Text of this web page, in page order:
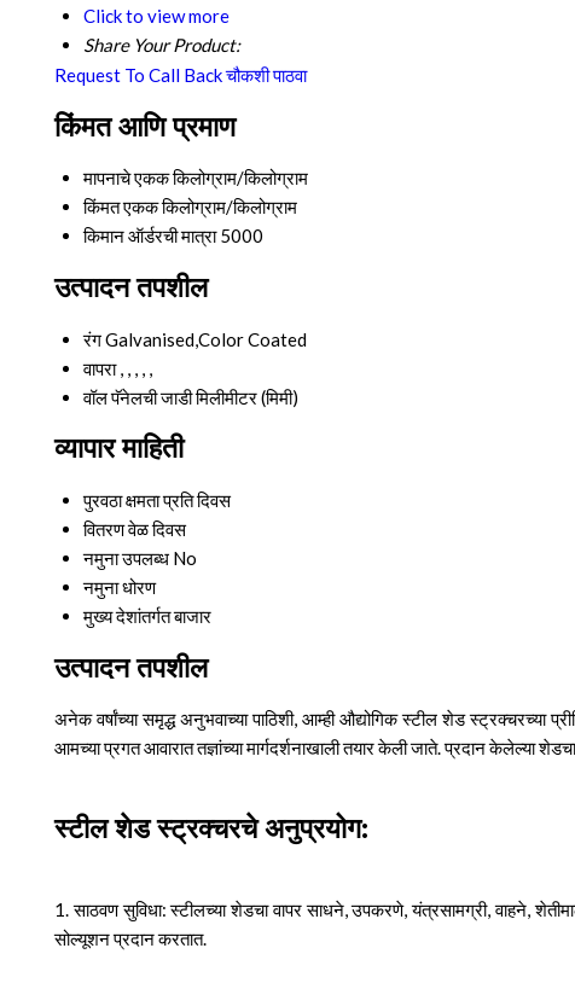
Click to view more
Share Your Product:
Request To Call Backचौकशी पाठवा
किंमत आणि प्रमाण
मापनाचे एकककिलोग्राम/किलोग्राम
किंमत एकककिलोग्राम/किलोग्राम
किमान ऑर्डरची मात्रा 5000
उत्पादन तपशील
रंगGalvanised,Color Coated
वापरा , , , , ,
वॉल पॅनेलची जाडीमिलीमीटर (मिमी)
व्यापार माहिती
पुरवठा क्षमताप्रति दिवस
वितरण वेळदिवस
नमुना उपलब्ध No
नमुना धोरण
मुख्य देशांतर्गत बाजार
उत्पादन तपशील
अनेक वर्षांच्या समृद्ध अनुभवाच्या पाठिशी, आम्ही औद्योगिक स्टील शेड
आमच्या प्रगत आवारात तज्ञांच्या मार्गदर्शनाखाली तयार केली जाते. प्रदान केलेल्या
स्टील शेड स्ट्रक्चरचे अनुप्रयोग:
1. साठवण सुविधा: स्टीलच्या शेडचा वापर साधने, उपकरणे, यंत्रसामग्री, वाहने,
सोल्यूशन प्रदान करतात.